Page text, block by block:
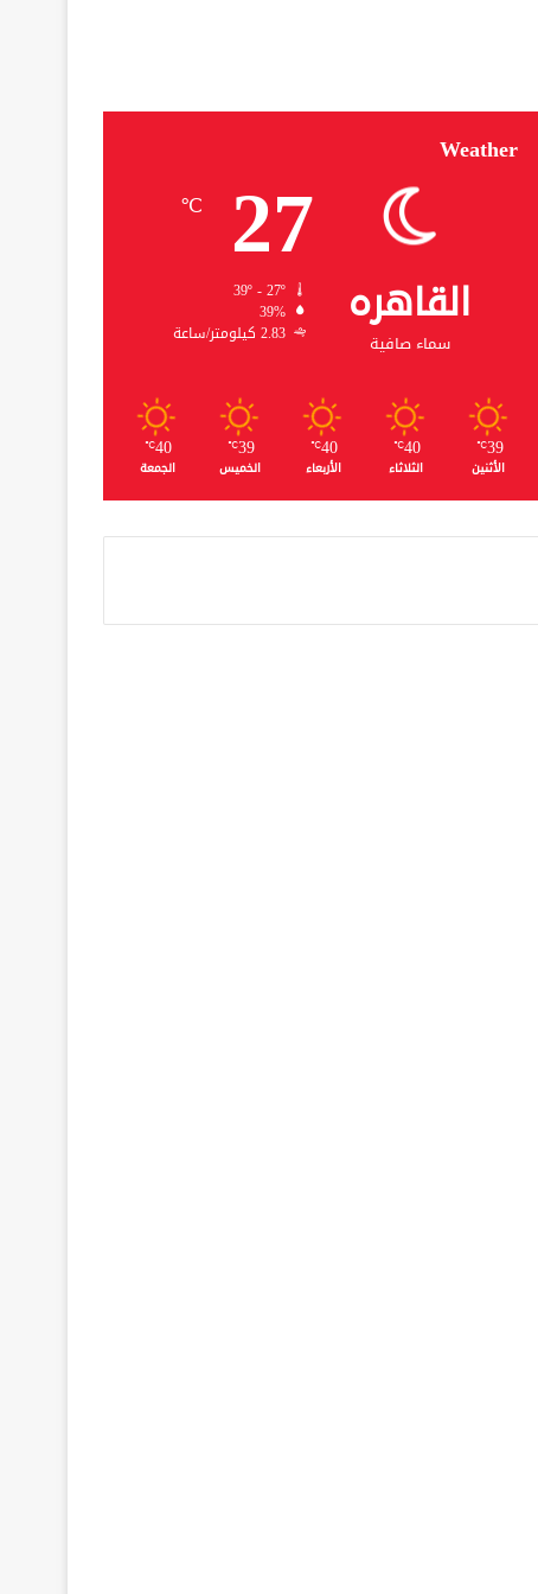
Weather
القاهره
سماء صافية
27
℃
39%
2.83 كيلومتر/ساعة
39
℃
الأثنين
40
℃
الثلاثاء
40
℃
الأربعاء
39
℃
الخميس
40
℃
الجمعة